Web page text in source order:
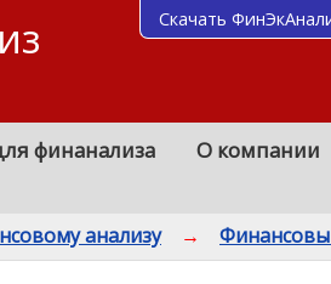
финанализа О компании
анализу →
Скачать